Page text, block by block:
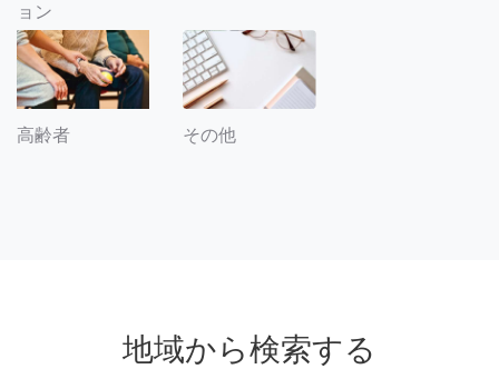
ョン
高齢者 その他
地域から検索する